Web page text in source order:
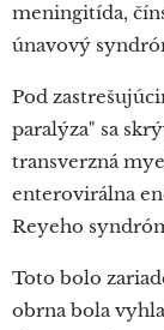
meningitída,
únavový
Pod
paralýza" sa
transverzná
enterovirálna
Reyeho
Toto bolo
obrna bola